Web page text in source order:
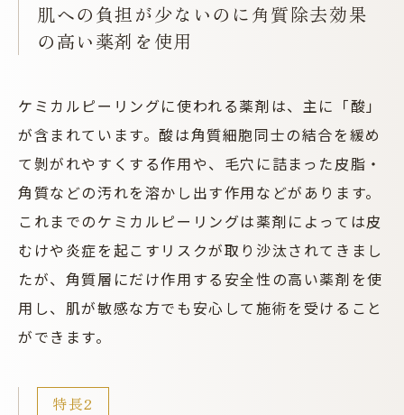
肌への負担が少ないのに角質除去効果
の高い薬剤を使用
ケミカルピーリングに使われる薬剤は、主に「酸」
が含まれています。酸は角質細胞同士の結合を緩め
て剝がれやすくする作用や、毛穴に詰まった皮脂・
角質などの汚れを溶かし出す作用などがあります。
これまでのケミカルピーリングは薬剤によっては皮
むけや炎症を起こすリスクが取り沙汰されてきまし
たが、角質層にだけ作用する安全性の高い薬剤を使
用し、肌が敏感な方でも安心して施術を受けること
ができます。